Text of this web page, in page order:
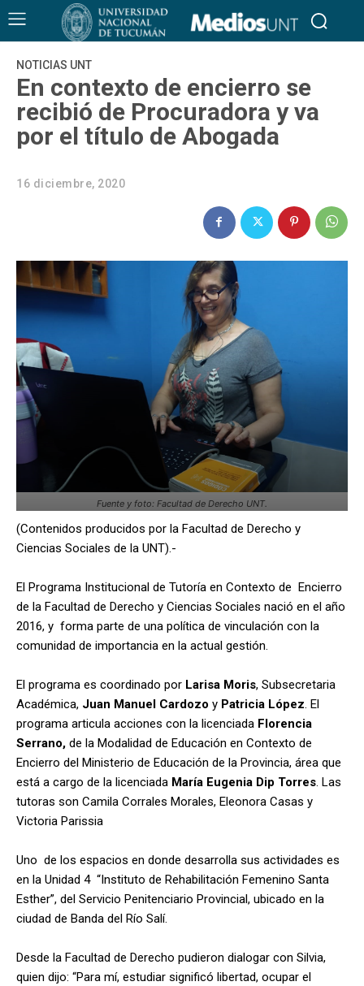
NOTICIAS UNT
En contexto de encierro se
recibió de Procuradora y va
por el título de Abogada
16 diciembre, 2020
Fuente y foto: Facultad de Derecho UNT.
(Contenidos producidos por la Facultad de Derecho y
Ciencias Sociales de la UNT).-
El Programa Institucional de Tutoría en Contexto de Encierro
de la Facultad de Derecho y Ciencias Sociales nació en el año
2016, y forma parte de una política de vinculación con la
comunidad de importancia en la actual gestión.
El programa es coordinado por Larisa Moris, Subsecretaria
Académica, Juan Manuel Cardozo y Patricia López. El
programa articula acciones con la licenciada Florencia
Serrano, de la Modalidad de Educación en Contexto de
Encierro del Ministerio de Educación de la Provincia, área que
está a cargo de la licenciada María Eugenia Dip Torres. Las
tutoras son Camila Corrales Morales, Eleonora Casas y
Victoria Parissia
Uno de los espacios en donde desarrolla sus actividades es
en la Unidad 4 “Instituto de Rehabilitación Femenino Santa
Esther”, del Servicio Penitenciario Provincial, ubicado en la
ciudad de Banda del Río Salí.
Desde la Facultad de Derecho pudieron dialogar con Silvia,
quien dijo: “Para mí, estudiar significó libertad, ocupar el